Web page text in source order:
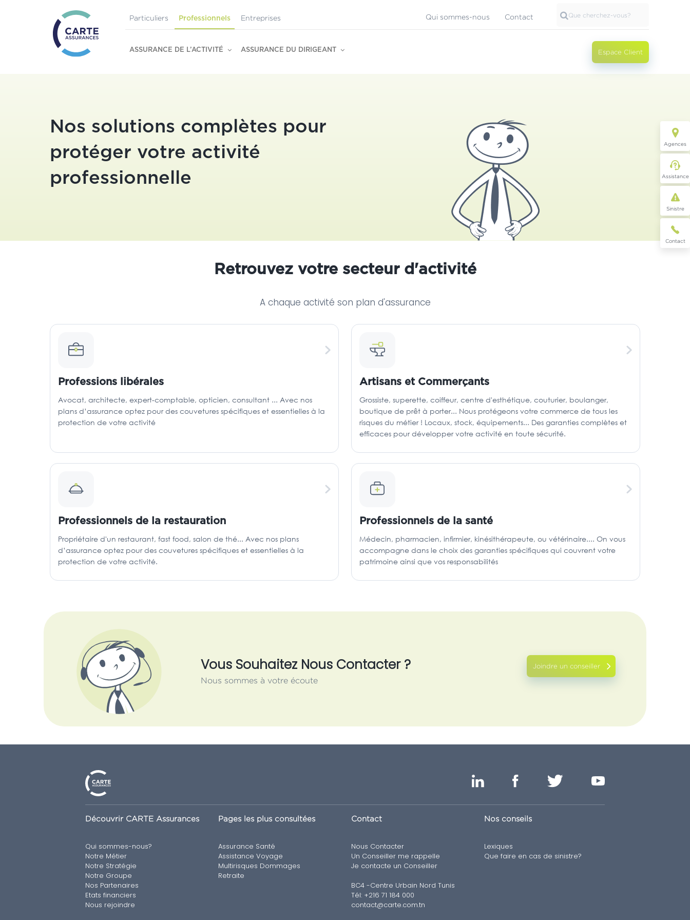
Particuliers Professionnels Entreprises Qui sommes-nous Contact
ASSURANCE DE L’ACTIVITÉ ASSURANCE DU DIRIGEANT Espace Client
Agences
Assistance
Sinistre
Contact
Nos solutions complètes pour
protéger votre activité
professionnelle
Retrouvez votre secteur d'activité
A chaque activité son plan d'assurance
Professions libérales
Avocat, architecte, expert-comptable, opticien, consultant ... Avec nos
plans d’assurance optez pour des couvetures spécifiques et essentielles à la
protection de votre activité
Artisans et Commerçants
Grossiste, superette, coiffeur, centre d'esthétique, couturier, boulanger,
boutique de prêt à porter... Nous protégeons votre commerce de tous les
risques du métier ! Locaux, stock, équipements... Des garanties complètes et
efficaces pour développer votre activité en toute sécurité.
Professionnels de la restauration
Propriétaire d'un restaurant, fast food, salon de thé... Avec nos plans
d’assurance optez pour des couvetures spécifiques et essentielles à la
protection de votre activité.
Professionnels de la santé
Médecin, pharmacien, infirmier, kinésithérapeute, ou vétérinaire.... On vous
accompagne dans le choix des garanties spécifiques qui couvrent votre
patrimoine ainsi que vos responsabilités
Vous Souhaitez Nous Contacter ?
Nous sommes à votre écoute
Joindre un conseiller
Découvrir CARTE Assurances
Qui sommes-nous?
Notre Métier
Notre Stratégie
Notre Groupe
Nos Partenaires
Etats financiers
Nous rejoindre
Pages les plus consultées
Assurance Santé
Assistance Voyage
Multirisques Dommages
Retraite
Contact
Nous Contacter
Un Conseiller me rappelle
Je contacte un Conseiller
BC4 -Centre Urbain Nord Tunis
Tél: +216 71 184 000
contact@carte.com.tn
Nos conseils
Lexiques
Que faire en cas de sinistre?